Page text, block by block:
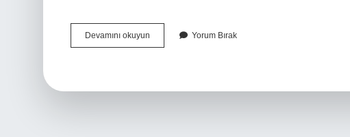
Devamını okuyun
Bara
Yorum Bırak